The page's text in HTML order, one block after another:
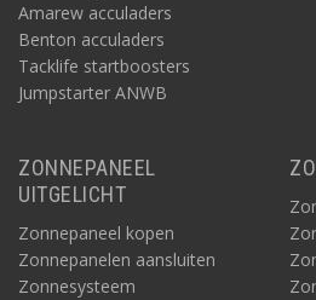
Amarew acculaders
Benton acculaders
Tacklife startboosters
Jumpstarter ANWB
ZONNEPANEEL
UITGELICHT
Zonnepaneel kopen
Zonnepanelen aansluiten
Zonnesysteem